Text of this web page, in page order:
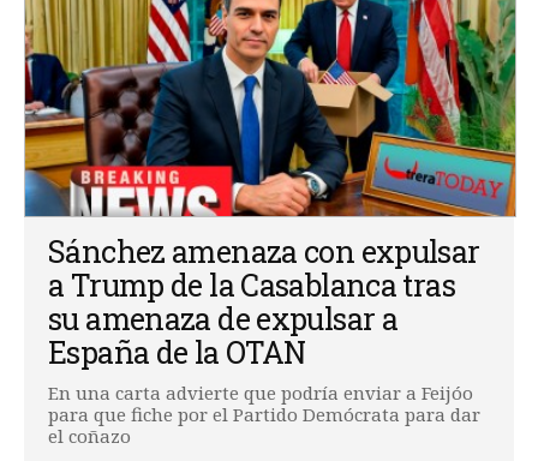
Sánchez amenaza con expulsar
a Trump de la Casablanca tras
su amenaza de expulsar a
España de la OTAN
En una carta advierte que podría enviar a Feijóo
para que fiche por el Partido Demócrata para dar
el coñazo